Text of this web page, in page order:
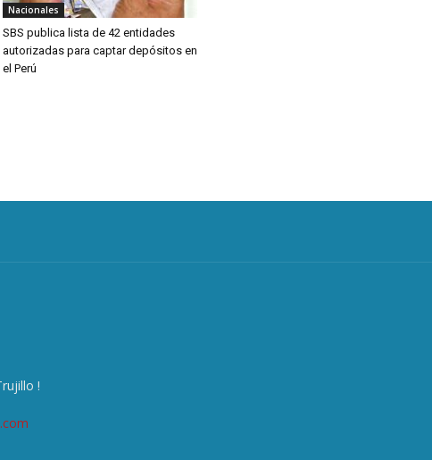
Nacionales
SBS publica lista de 42 entidades
autorizadas para captar depósitos en
el Perú
!